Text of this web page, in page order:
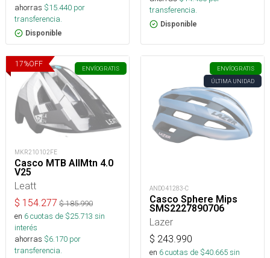
ahorras $15.440 por
transferencia.
Disponible
transferencia.
Disponible
17%OFF
ENVÍOGRATIS
MKR210102FE
Casco MTB AllMtn 4.0
V25
Leatt
$ 154.277 $185.990
en 6cuotas de $25.713 sin
interés
ahorras $6.170 por
transferencia.
ENVÍOGRATIS
ÚLTIMA UNIDAD
AND041283-C
Casco Sphere Mips
SMS2227890706
Lazer
$ 243.990
en 6cuotas de $40.665sin